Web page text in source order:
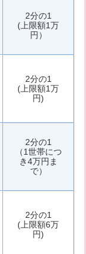
2分の1
(上限額1万
円）
2分の1
(上限額1万
円)
2分の1
（1世帯につ
き4万円ま
で）
2分の1
(上限額6万
円)